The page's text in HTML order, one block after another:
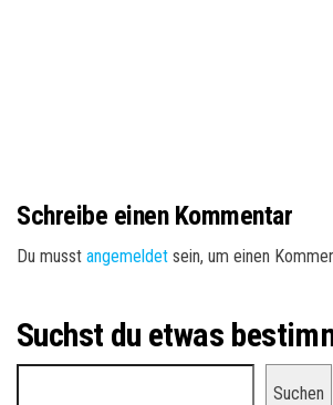
Schreibe einen Kommentar
Du musst angemeldet sein, um einen
Suchst du etwas
Suchen